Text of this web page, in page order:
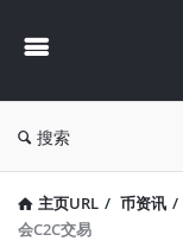
搜索
主页URL / 币资讯 /
会C2C交易